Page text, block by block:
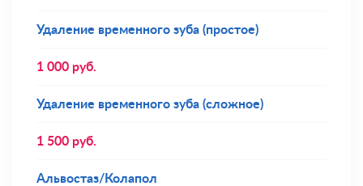
Удаление временного зуба (простое)
1 000 руб.
Удаление временного зуба (сложное)
1 500 руб.
Альвостаз/Колапол